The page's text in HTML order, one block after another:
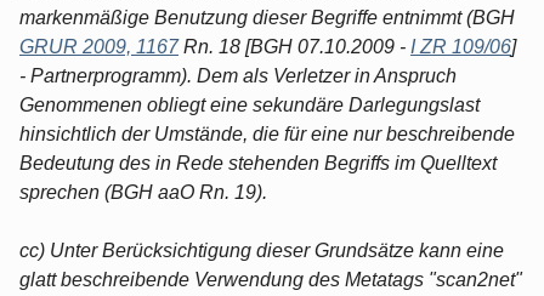
markenmäßige Benutzung dieser Begriffe entnimmt (BGH
GRUR 2009, 1167Rn. 18 [BGH 07.10.2009 - I ZR 109/06]
- Partnerprogramm). Dem als Verletzer in Anspruch
Genommenen obliegt eine sekundäre Darlegungslast
hinsichtlich der Umstände, die für eine nur beschreibende
Bedeutung des in Rede stehenden Begriffs im Quelltext
sprechen (BGH aaO Rn. 19).
cc) Unter Berücksichtigung dieser Grundsätze kann eine
glatt beschreibende Verwendung des Metatags "scan2net"